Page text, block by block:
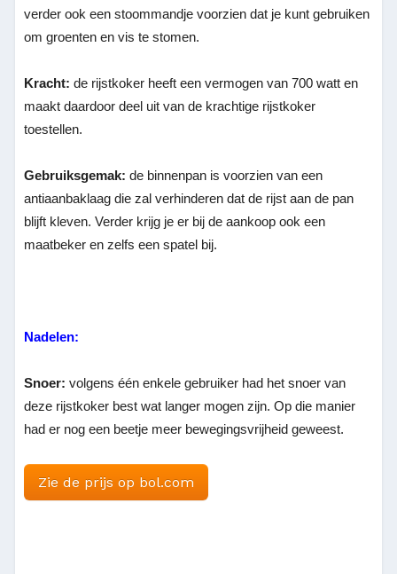
verder ook een stoommandje voorzien dat je kunt gebruiken
om groenten en vis te stomen.
Kracht:de rijstkoker heeft een vermogen van 700 watt en
maakt daardoor deel uit van de krachtige rijstkoker
toestellen.
Gebruiksgemak:de binnenpan is voorzien van een
antiaanbaklaag die zal verhinderen dat de rijst aan de pan
blijft kleven. Verder krijg je er bij de aankoop ook een
maatbeker en zelfs een spatel bij.
Nadelen:
Snoer:volgens één enkele gebruiker had het snoer van
deze rijstkoker best wat langer mogen zijn. Op die manier
had er nog een beetje meer bewegingsvrijheid geweest.
Zie de prijs op bol.com